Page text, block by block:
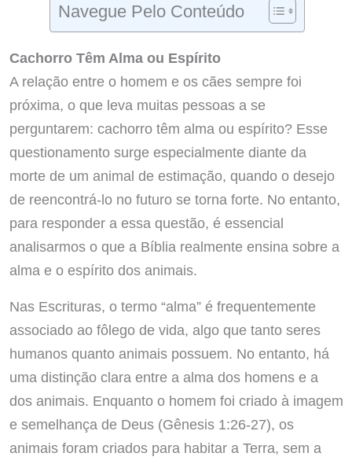
Navegue Pelo Conteúdo
Cachorro Têm Alma ou Espírito
A relação entre o homem e os cães sempre foi
próxima, o que leva muitas pessoas a se
perguntarem: cachorro têm alma ou espírito? Esse
questionamento surge especialmente diante da
morte de um animal de estimação, quando o desejo
de reencontrá-lo no futuro se torna forte. No entanto,
para responder a essa questão, é essencial
analisarmos o que a Bíblia realmente ensina sobre a
alma e o espírito dos animais.
Nas Escrituras, o termo “alma” é frequentemente
associado ao fôlego de vida, algo que tanto seres
humanos quanto animais possuem. No entanto, há
uma distinção clara entre a alma dos homens e a
dos animais. Enquanto o homem foi criado à imagem
e semelhança de Deus (Gênesis 1:26-27), os
animais foram criados para habitar a Terra, sem a